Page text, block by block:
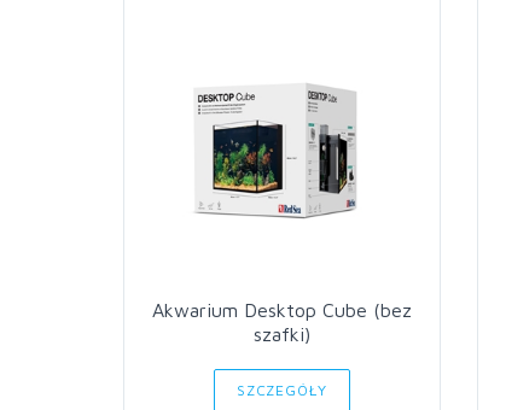
Akwarium Desktop Cube (bez
szafki)
SZCZEGÓŁY